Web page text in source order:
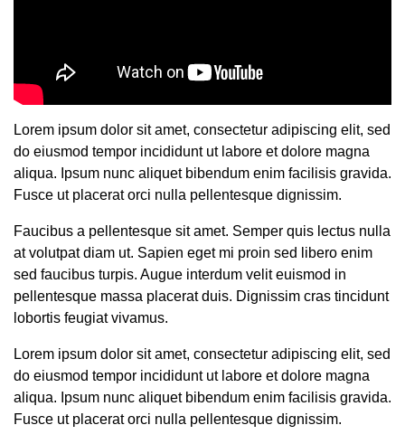
Lorem ipsum dolor sit amet, consectetur adipiscing elit, sed
do eiusmod tempor incididunt ut labore et dolore magna
aliqua. Ipsum nunc aliquet bibendum enim facilisis gravida.
Fusce ut placerat orci nulla pellentesque dignissim.
Faucibus a pellentesque sit amet. Semper quis lectus nulla
at volutpat diam ut. Sapien eget mi proin sed libero enim
sed faucibus turpis. Augue interdum velit euismod in
pellentesque massa placerat duis. Dignissim cras tincidunt
lobortis feugiat vivamus.
Lorem ipsum dolor sit amet, consectetur adipiscing elit, sed
do eiusmod tempor incididunt ut labore et dolore magna
aliqua. Ipsum nunc aliquet bibendum enim facilisis gravida.
Fusce ut placerat orci nulla pellentesque dignissim.